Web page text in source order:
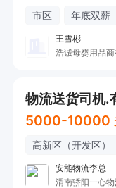
市区 年底双薪
王雪彬
浩诚母婴用品
物流送货司机.
5000-10000
高新区（开发区）
安能物流李总
渭南骄阳一心